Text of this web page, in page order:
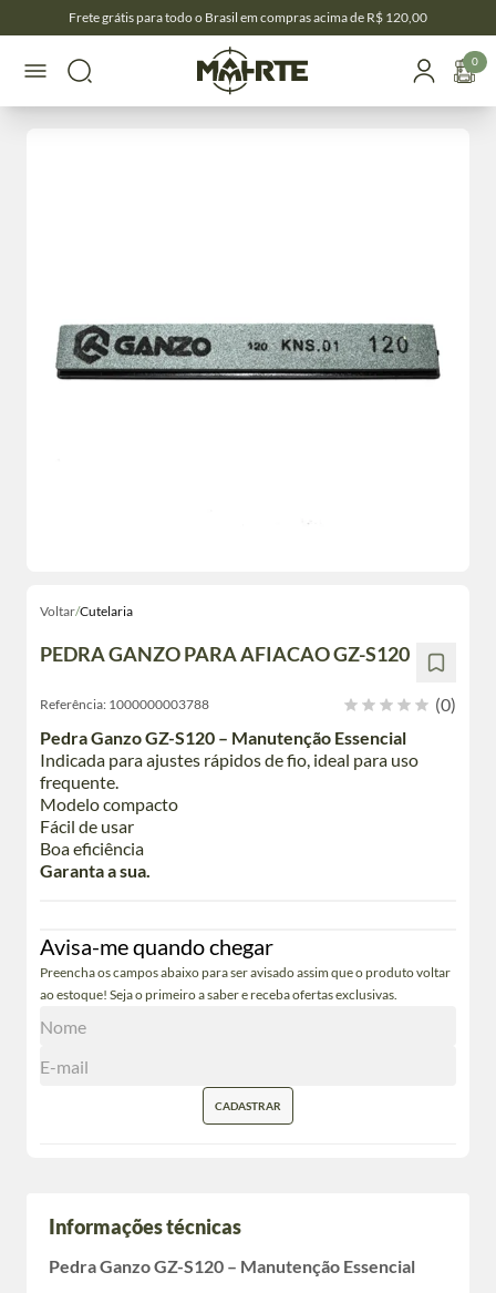
Frete grátis para todo o Brasil em compras acima de R$ 120,00
0
Voltar/Cutelaria
PEDRA GANZO PARA AFIACAO GZ-S120
Referência: 1000000003788
(0)
Pedra Ganzo GZ-S120 – Manutenção Essencial
Indicada para ajustes rápidos de fio, ideal para uso
frequente.
Modelo compacto
Fácil de usar
Boa eficiência
Garanta a sua.
Avisa-me quando chegar
Preencha os campos abaixo para ser avisado assim que o produto voltar
ao estoque! Seja o primeiro a saber e receba ofertas exclusivas.
CADASTRAR
Informações técnicas
Pedra Ganzo GZ-S120 – Manutenção Essencial